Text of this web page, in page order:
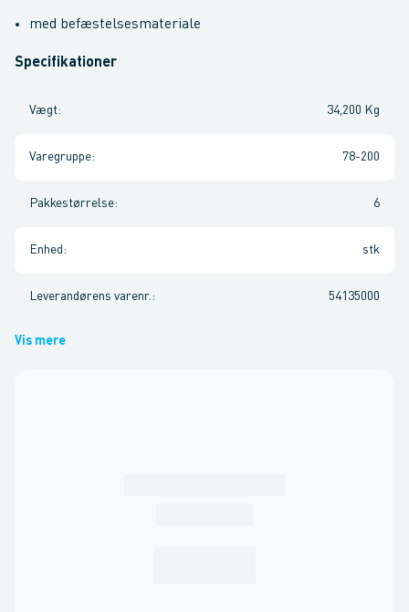
med befæstelsesmateriale
Specifikationer
Vægt: 34,200 Kg
Varegruppe: 78-200
Pakkestørrelse: 6
Enhed : stk
Leverandørens varenr. : 54135000
Vis mere